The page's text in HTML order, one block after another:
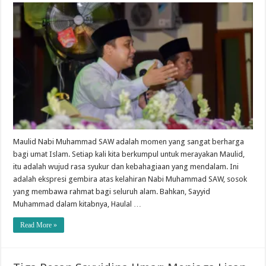
Maulid Nabi Muhammad SAW adalah momen yang sangat berharga
bagi umat Islam. Setiap kali kita berkumpul untuk merayakan Maulid,
itu adalah wujud rasa syukur dan kebahagiaan yang mendalam. Ini
adalah ekspresi gembira atas kelahiran Nabi Muhammad SAW, sosok
yang membawa rahmat bagi seluruh alam. Bahkan, Sayyid
Muhammad dalam kitabnya, Haulal …
Read More »